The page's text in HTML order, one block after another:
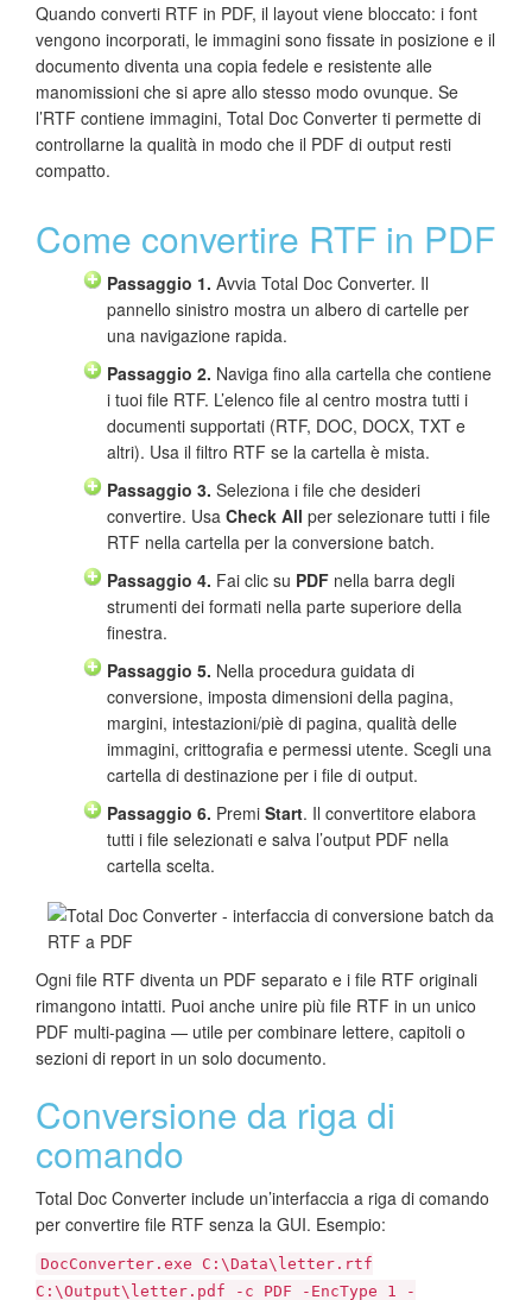
Quando converti RTF in PDF, il layout viene bloccato: i font
vengono incorporati, le immagini sono fissate in posizione e il
documento diventa una copia fedele e resistente alle
manomissioni che si apre allo stesso modo ovunque. Se
l’RTF contiene immagini, Total Doc Converter ti permette di
controllarne la qualità in modo che il PDF di output resti
compatto.
Come convertire RTF in PDF
Passaggio 1. Avvia Total Doc Converter. Il
pannello sinistro mostra un albero di cartelle per
una navigazione rapida.
Passaggio 2. Naviga fino alla cartella che contiene
i tuoi file RTF. L’elenco file al centro mostra tutti i
documenti supportati (RTF, DOC, DOCX, TXT e
altri). Usa il filtro RTF se la cartella è mista.
Passaggio 3. Seleziona i file che desideri
convertire. Usa Check All per selezionare tutti i file
RTF nella cartella per la conversione batch.
Passaggio 4. Fai clic su PDF nella barra degli
strumenti dei formati nella parte superiore della
finestra.
Passaggio 5. Nella procedura guidata di
conversione, imposta dimensioni della pagina,
margini, intestazioni/piè di pagina, qualità delle
immagini, crittografia e permessi utente. Scegli una
cartella di destinazione per i file di output.
Passaggio 6. Premi Start. Il convertitore elabora
tutti i file selezionati e salva l’output PDF nella
cartella scelta.
Ogni file RTF diventa un PDF separato e i file RTF originali
rimangono intatti. Puoi anche unire più file RTF in un unico
PDF multi-pagina — utile per combinare lettere, capitoli o
sezioni di report in un solo documento.
Conversione da riga di
comando
Total Doc Converter include un’interfaccia a riga di comando
per convertire file RTF senza la GUI. Esempio:
DocConverter.exe C:\Data\letter.rtf
C:\Output\letter.pdf -c PDF -EncType 1 -